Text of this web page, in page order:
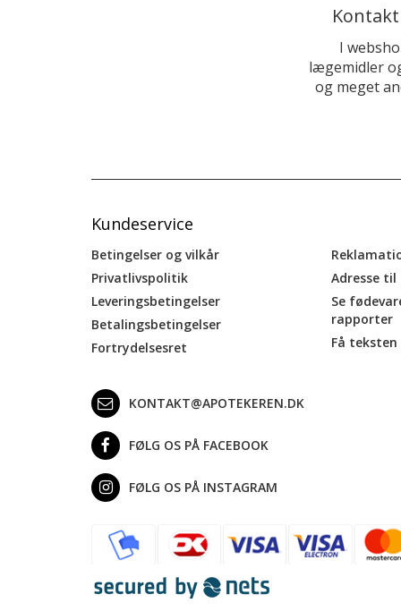
I
lægemidler
og meget
Kundeservice
Betingelser og vilkår
Privatlivspolitik
Leveringsbetingelser
Betalingsbetingelser
Fortrydelsesret
Adresse
Se
rapporter
Få
KONTAKT@APOTEKEREN.DK
FØLG OS PÅ FACEBOOK
FØLG OS PÅ INSTAGRAM